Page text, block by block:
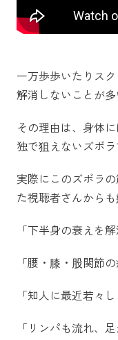
一万歩歩いたりス
解消しないことが多
その理由は、身体
独で狙えないズボ
実際にこのズボラ
た視聴者さんから
「下半身の衰えを解
「腰・膝・股関節
「知人に最近若々
「リンパも流れ、